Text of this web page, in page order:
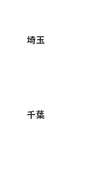
埼玉
千葉